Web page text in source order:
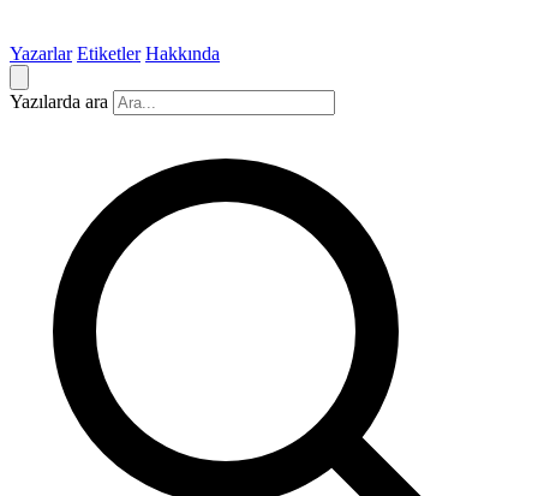
Yazarlar Etiketler Hakkında
Yazılarda ara